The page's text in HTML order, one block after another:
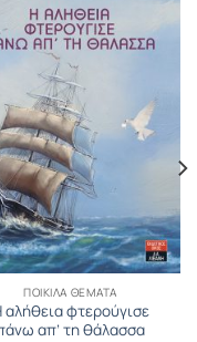
ΠΟΙΚΊΛΑ ΘΈΜΑΤΑ
αλήθεια φτερούγισε
απ’ τη θάλασσα